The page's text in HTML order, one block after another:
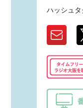
ハッシュタ